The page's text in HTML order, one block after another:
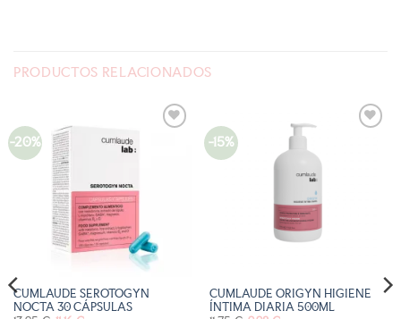
PRODUCTOS RELACIONADOS
-20%
DESEOS
CUMLAUDE SEROTOGYN
NOCTA 30 CÁPSULAS
-15%
CUMLAUDE ORIGYN HIGIENE
ÍNTIMA DIARIA 500ML